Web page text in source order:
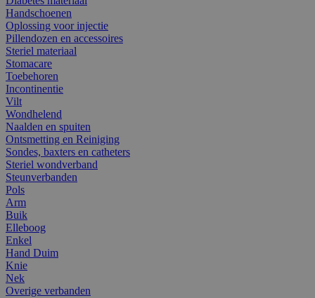
Handschoenen
Oplossing voor injectie
Pillendozen en accessoires
Steriel materiaal
Stomacare
Toebehoren
Incontinentie
Vilt
Wondhelend
Naalden en spuiten
Ontsmetting en Reiniging
Sondes, baxters en catheters
Steriel wondverband
Steunverbanden
Pols
Arm
Buik
Elleboog
Enkel
Hand Duim
Knie
Nek
Overige verbanden